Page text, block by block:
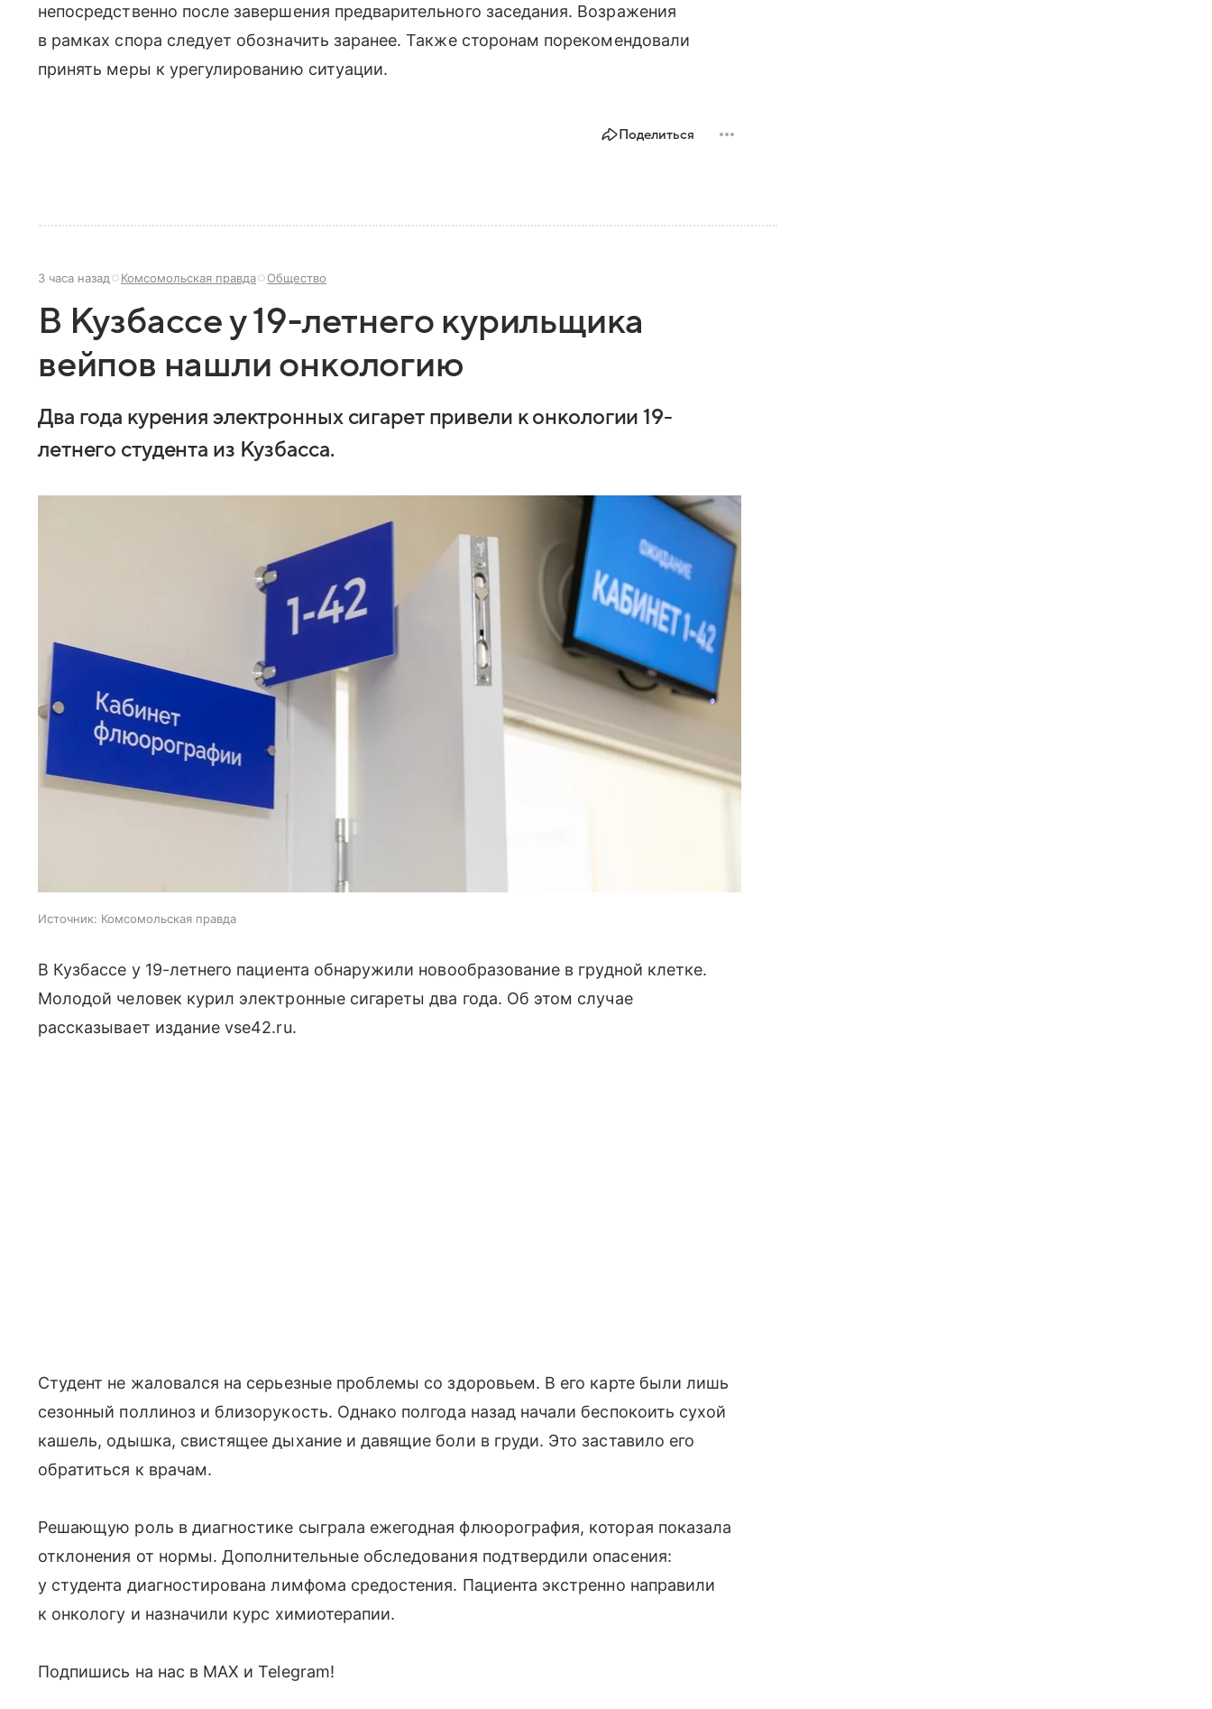
непосредственно после завершения предварительного заседания. Возражения
в рамках спора следует обозначить заранее. Также сторонам порекомендовали
принять меры к урегулированию ситуации.
Поделиться
3 часа назад Комсомольская правда Общество
В Кузбассе у 19-летнего курильщика
вейпов нашли онкологию
Два года курения электронных сигарет привели к онкологии 19-
летнего студента из Кузбасса.
Источник: Комсомольская правда
В Кузбассе у 19-летнего пациента обнаружили новообразование в грудной клетке.
Молодой человек курил электронные сигареты два года. Об этом случае
рассказывает издание vse42.ru.
Студент не жаловался на серьезные проблемы со здоровьем. В его карте были лишь
сезонный поллиноз и близорукость. Однако полгода назад начали беспокоить сухой
кашель, одышка, свистящее дыхание и давящие боли в груди. Это заставило его
обратиться к врачам.
Решающую роль в диагностике сыграла ежегодная флюорография, которая показала
отклонения от нормы. Дополнительные обследования подтвердили опасения:
у студента диагностирована лимфома средостения. Пациента экстренно направили
к онкологу и назначили курс химиотерапии.
Подпишись на нас в МАХ и Telegram!